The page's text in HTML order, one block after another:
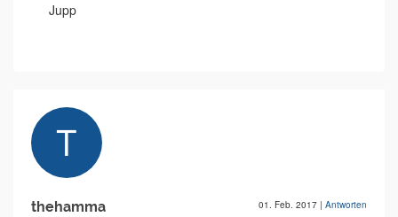
Jupp
thehamma 01. Feb. 2017 | Antworten